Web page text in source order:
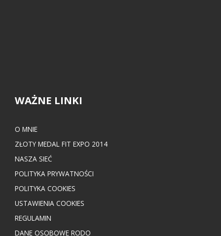
WAŻNE LINKI
O MNIE
ZŁOTY MEDAL FIT EXPO 2014
NASZA SIEĆ
POLITYKA PRYWATNOŚCI
POLITYKA COOKIES
USTAWIENIA COOKIES
REGULAMIN
DANE OSOBOWE RODO